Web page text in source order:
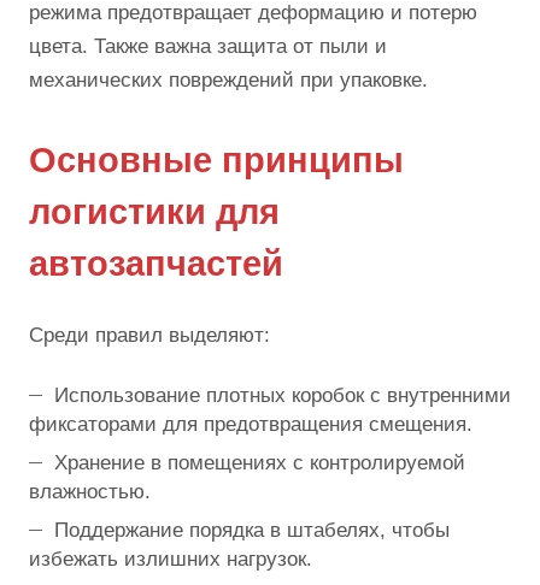
режима предотвращает деформацию и потерю
цвета. Также важна защита от пыли и
механических повреждений при упаковке.
Основные принципы
логистики для
автозапчастей
Среди правил выделяют:
Использование плотных коробок с внутренними
фиксаторами для предотвращения смещения.
Хранение в помещениях с контролируемой
влажностью.
Поддержание порядка в штабелях, чтобы
избежать излишних нагрузок.